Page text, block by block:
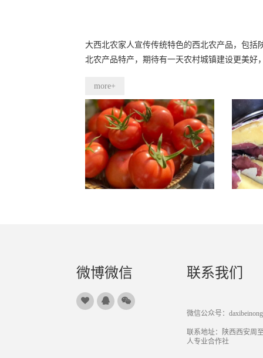
大西北农家人宣传传统特色的西北农产品，包
北农产品特产，期待有一天农村城镇建设更美好
more+
微博微信 联系我们
微信公众号：
联系地址：陕西西安周
人专业合作社